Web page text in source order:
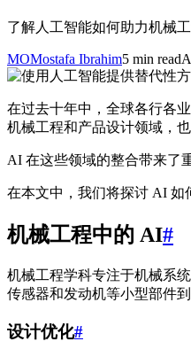
了解人工智能如何助力机械
MOMostafa Ibrahim5 min read
在过去十年中，全球各行各
机械工程和产品设计领域，
AI 在这些领域的整合带来了
在本文中，我们将探讨 AI 如
机械工程中的 AI#
机械工程学科专注于机械系
传感器和发动机等小型部件
设计优化#